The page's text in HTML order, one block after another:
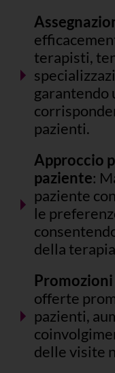
terapisti,
garantendo
pazienti.
Approccio
paziente:
paziente
le
della
offerte
pazienti,
delle visite